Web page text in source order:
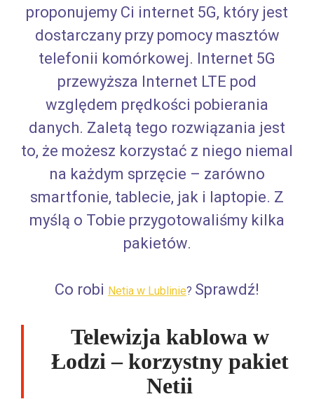
proponujemy Ci internet 5G, który jest
dostarczany przy pomocy masztów
telefonii komórkowej. Internet 5G
przewyższa Internet LTE pod
względem prędkości pobierania
danych. Zaletą tego rozwiązania jest
to, że możesz korzystać z niego niemal
na każdym sprzęcie – zarówno
smartfonie, tablecie, jak i laptopie. Z
myślą o Tobie przygotowaliśmy kilka
pakietów.
Co robi Netia w Lublinie? Sprawdź!​
Telewizja kablowa w
Łodzi – korzystny pakiet
Netii